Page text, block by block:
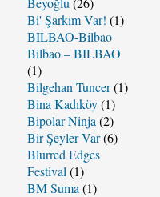
Bi' Şarkım Var! (1)
BILBAO-Bilbao
Bilbao – BILBAO
(1)
Bilgehan Tuncer(1)
Bina Kadıköy(1)
Bipolar Ninja (2)
Bir Şeyler Var(6)
Blurred Edges
Festival (1)
BM Suma (1)